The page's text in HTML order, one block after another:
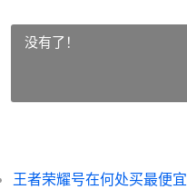
没有了！
王者荣耀号在何处买最便宜